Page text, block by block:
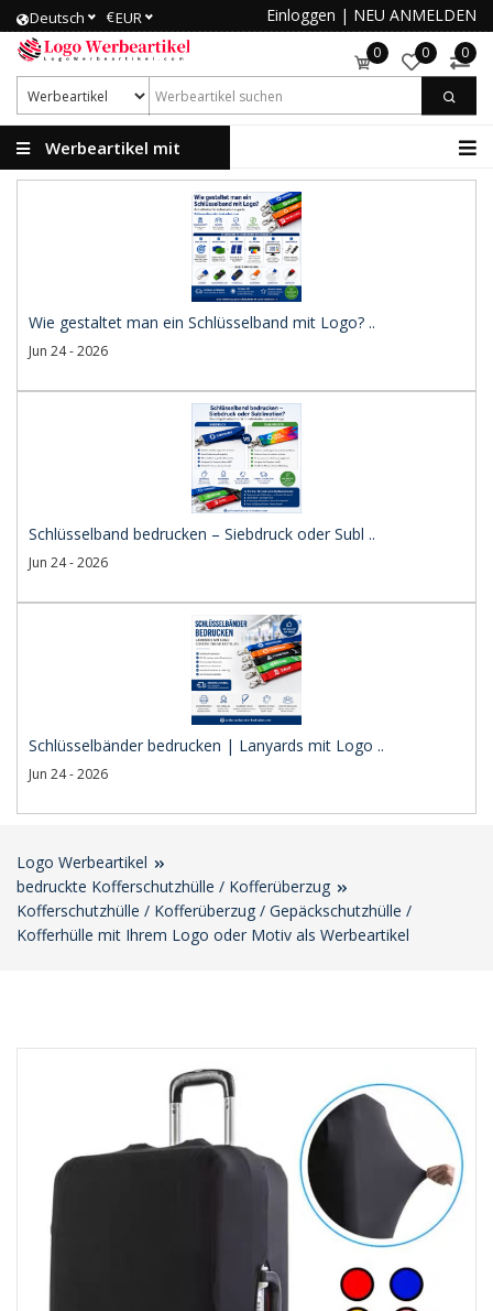
Deutsch €EUR Einloggen | NEU ANMELDEN
0 0 0
Werbeartikel mit
Wie gestaltet man ein Schlüsselband mit Logo? ..
Jun 24 - 2026
Schlüsselband bedrucken – Siebdruck oder Subl ..
Jun 24 - 2026
Schlüsselbänder bedrucken | Lanyards mit Logo ..
Jun 24 - 2026
Logo Werbeartikel
bedruckte Kofferschutzhülle / Kofferüberzug
Kofferschutzhülle / Kofferüberzug / Gepäckschutzhülle /
Kofferhülle mit Ihrem Logo oder Motiv als Werbeartikel